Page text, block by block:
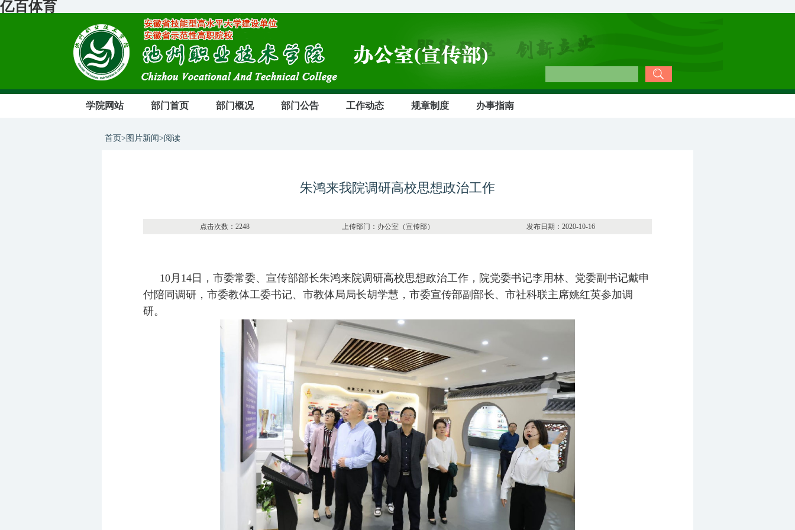
亿百体育
学院网站 部门首页 部门概况 部门公告 工作动态 规章制度 办事指南
首页>图片新闻>阅读
朱鸿来我院调研高校思想政治工作
点击次数：2248 上传部门：办公室（宣传部） 发布日期：2020-10-16
10月14日，市委常委、宣传部部长朱鸿来院调研高校思想政治工作，院党委书记李用林、党委副书记戴申
付陪同调研，市委教体工委书记、市教体局局长胡学慧，市委宣传部副部长、市社科联主席姚红英参加调
研。